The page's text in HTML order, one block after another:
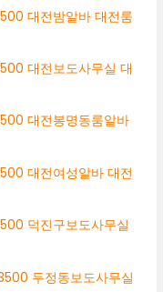
대전밤알바 대전룸
대전보도사무실 대
대전봉명동룸알바
대전여성알바 대전
덕진구보도사무실
두정동보도사무실